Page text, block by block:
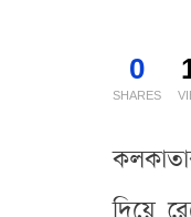
0
SHARES